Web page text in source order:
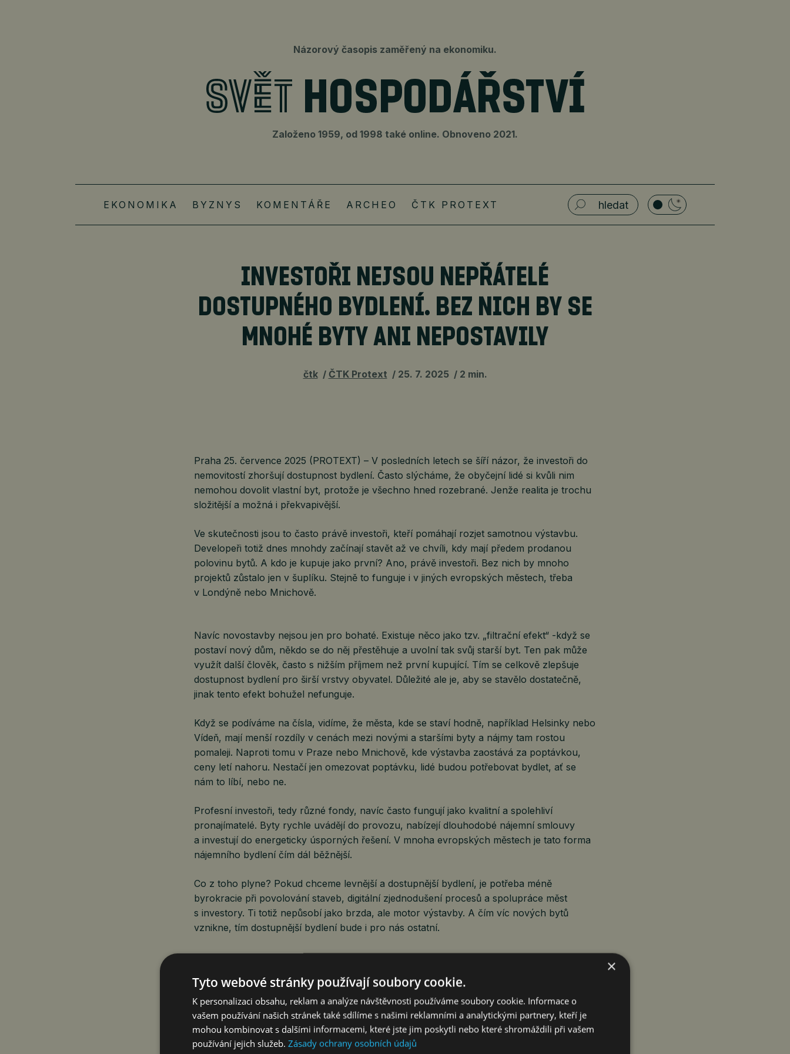
Názorový časopis zaměřený na ekonomiku.
Založeno 1959, od 1998 také online. Obnoveno 2021.
EKONOMIKA BYZNYS KOMENTÁŘE ARCHEO ČTK PROTEXT
INVESTOŘI NEJSOU NEPŘÁTELÉ
DOSTUPNÉHO BYDLENÍ. BEZ NICH BY SE
MNOHÉ BYTY ANI NEPOSTAVILY
čtk ČTK Protext 25. 7. 2025 2 min.
Praha 25. července 2025 (PROTEXT) – V posledních letech se šíří názor, že investoři do
nemovitostí zhoršují dostupnost bydlení. Často slýcháme, že obyčejní lidé si kvůli nim
nemohou dovolit vlastní byt, protože je všechno hned rozebrané. Jenže realita je trochu
složitější a možná i překvapivější.
Ve skutečnosti jsou to často právě investoři, kteří pomáhají rozjet samotnou výstavbu.
Developeři totiž dnes mnohdy začínají stavět až ve chvíli, kdy mají předem prodanou
polovinu bytů. A kdo je kupuje jako první? Ano, právě investoři. Bez nich by mnoho
projektů zůstalo jen v šuplíku. Stejně to funguje i v jiných evropských městech, třeba
v Londýně nebo Mnichově.
Navíc novostavby nejsou jen pro bohaté. Existuje něco jako tzv. „filtrační efekt“ -když se
postaví nový dům, někdo se do něj přestěhuje a uvolní tak svůj starší byt. Ten pak může
využít další člověk, často s nižším příjmem než první kupující. Tím se celkově zlepšuje
dostupnost bydlení pro širší vrstvy obyvatel. Důležité ale je, aby se stavělo dostatečně,
jinak tento efekt bohužel nefunguje.
Když se podíváme na čísla, vidíme, že města, kde se staví hodně, například Helsinky nebo
Vídeň, mají menší rozdíly v cenách mezi novými a staršími byty a nájmy tam rostou
pomaleji. Naproti tomu v Praze nebo Mnichově, kde výstavba zaostává za poptávkou,
ceny letí nahoru. Nestačí jen omezovat poptávku, lidé budou potřebovat bydlet, ať se
nám to líbí, nebo ne.
Profesní investoři, tedy různé fondy, navíc často fungují jako kvalitní a spolehliví
pronajímatelé. Byty rychle uvádějí do provozu, nabízejí dlouhodobé nájemní smlouvy
a investují do energeticky úsporných řešení. V mnoha evropských městech je tato forma
nájemního bydlení čím dál běžnější.
Co z toho plyne? Pokud chceme levnější a dostupnější bydlení, je potřeba méně
byrokracie při povolování staveb, digitální zjednodušení procesů a spolupráce měst
s investory. Ti totiž nepůsobí jako brzda, ale motor výstavby. A čím víc nových bytů
vznikne, tím dostupnější bydlení bude i pro nás ostatní.
O společnosti
×
Tyto webové stránky používají soubory cookie.
K personalizaci obsahu, reklam a analýze návštěvnosti používáme soubory cookie. Informace o
vašem používání našich stránek také sdílíme s našimi reklamními a analytickými partnery, kteří je
mohou kombinovat s dalšími informacemi, které jste jim poskytli nebo které shromáždili při vašem
používání jejich služeb. Zásady ochrany osobních údajů